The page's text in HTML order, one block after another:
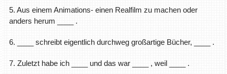
5. Aus einem Animations- einen Realfilm zu machen oder
anders herum ____ .
6. ____ schreibt eigentlich durchweg großartige Bücher, ____ .
7. Zuletzt habe ich ____ und das war ____ , weil ____ .